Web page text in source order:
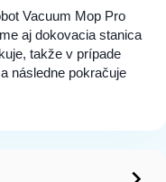
Vacuum Mop Pro
aj dokovacia stanica
takže v prípade
následne pokračuje